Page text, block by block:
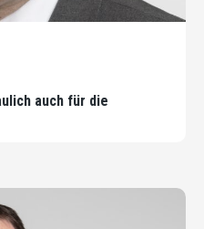
auch für die